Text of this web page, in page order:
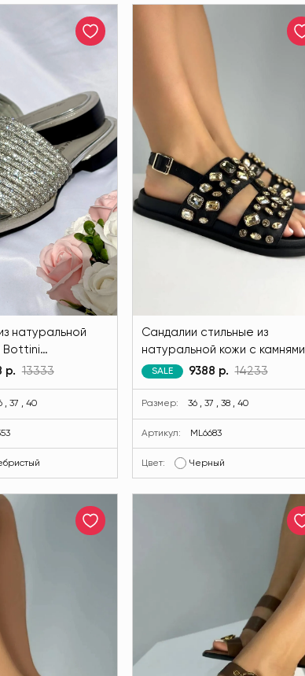
натуральной
Bottini
цвета MODLAV
р. 13333
, 37 , 40
Сандалии стильные из
натуральной кожи с камнями
Regina Bottini черного цвета
SALE 9388 р. 14233
Размер: 36 , 37 , 38 , 40
Артикул: ML6683
Цвет: Черный